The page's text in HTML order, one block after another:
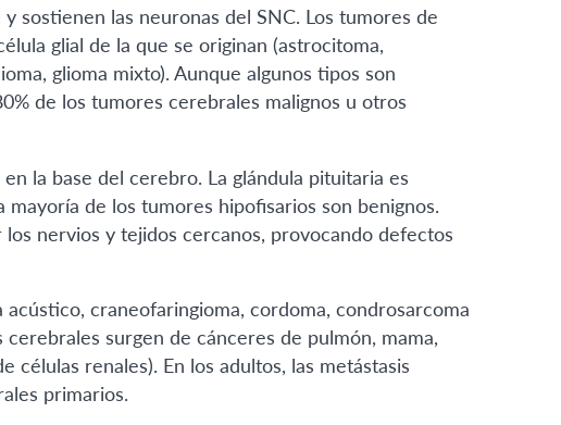
sostienen las neuronas del SNC. Los tumores de
glial de la que se originan (astrocitoma,
glioma mixto). Aunque algunos tipos son
de los tumores cerebrales malignos u otros
la base del cerebro. La glándula pituitaria es
de los tumores hipofisarios son benignos.
nervios y tejidos cercanos, provocando defectos
craneofaringioma, cordoma, condrosarcoma
surgen de cánceres de pulmón, mama,
renales). En los adultos, las metástasis
primarios.